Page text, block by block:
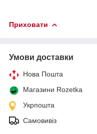
Приховати
Умови доставки
Нова Пошта
Магазини Rozetka
Укрпошта
Самовивіз